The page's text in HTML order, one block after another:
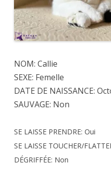
NOM: Callie
SEXE: Femelle
DATE DE NAISSANCE:
SAUVAGE: Non
SE LAISSE PRENDRE: Oui
SE LAISSE TOUCHER/
DÉGRIFFÉE: Non